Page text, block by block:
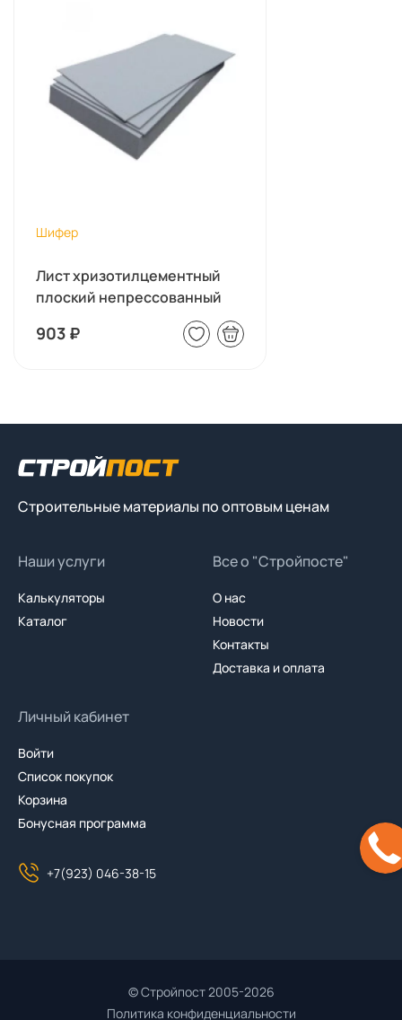
Шифер
Лист хризотилцементный
плоский непрессованный
903 ₽
Строительные материалы по оптовым ценам
Наши услуги
Калькуляторы
Каталог
Все о "Стройпосте"
О нас
Новости
Контакты
Доставка и оплата
Личный кабинет
Войти
Список покупок
Корзина
Бонусная программа
+7(923) 046-38-15
© Стройпост 2005-2026
Политика конфиденциальности